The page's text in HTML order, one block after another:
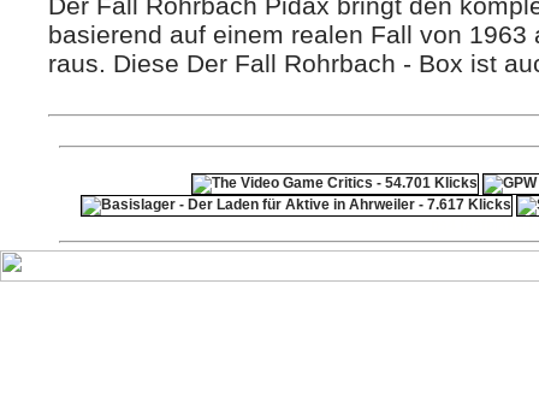
basierend auf einem realen Fall von
raus. Diese Der Fall Rohrbach - Box ist